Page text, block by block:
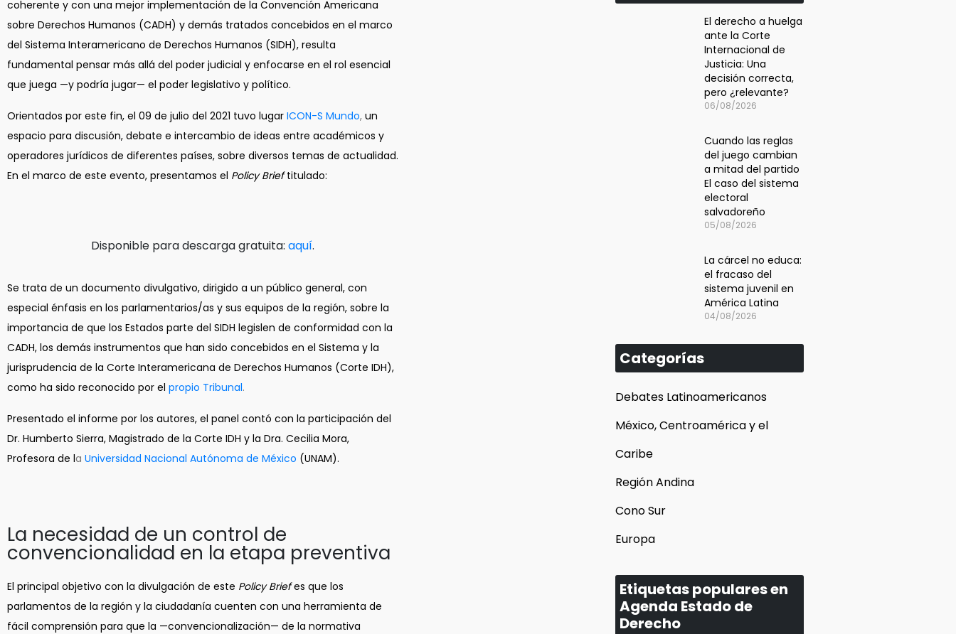
coherente y con una mejor implementación de la Convención Americana
sobre Derechos Humanos (CADH) y demás tratados concebidos en el marco
del Sistema Interamericano de Derechos Humanos (SIDH), resulta
fundamental pensar más allá del poder judicial y enfocarse en el rol esencial
que juega —y podría jugar— el poder legislativo y político.
Orientados por este fin, el 09 de julio del 2021 tuvo lugar ICON-S Mundo, un
espacio para discusión, debate e intercambio de ideas entre académicos y
operadores jurídicos de diferentes países, sobre diversos temas de actualidad.
En el marco de este evento, presentamos el Policy Brieftitulado:
Disponible para descarga gratuita: aquí.
Se trata de un documento divulgativo, dirigido a un público general, con
especial énfasis en los parlamentarios/as y sus equipos de la región, sobre la
importancia de que los Estados parte del SIDH legislen de conformidad con la
CADH, los demás instrumentos que han sido concebidos en el Sistema y la
jurisprudencia de la Corte Interamericana de Derechos Humanos (Corte IDH),
como ha sido reconocido por el propio Tribunal.
Presentado el informe por los autores, el panel contó con la participación del
Dr. Humberto Sierra, Magistrado de la Corte IDH y la Dra. Cecilia Mora,
Profesora de la Universidad Nacional Autónoma de México (UNAM).
La necesidad de un control de
convencionalidad en la etapa preventiva
El principal objetivo con la divulgación de este Policy Briefes que los
parlamentos de la región y la ciudadanía cuenten con una herramienta de
fácil comprensión para que la —convencionalización— de la normativa
El derecho a huelga
ante la Corte
Internacional de
Justicia: Una
decisión correcta,
pero ¿relevante?
06/08/2026
Cuando las reglas
del juego cambian
a mitad del partido
El caso del sistema
electoral
salvadoreño
05/08/2026
La cárcel no educa:
el fracaso del
sistema juvenil en
América Latina
04/08/2026
Categorías
Debates Latinoamericanos
México, Centroamérica y el
Caribe
Región Andina
Cono Sur
Europa
Etiquetas populares en
Agenda Estado de
Derecho